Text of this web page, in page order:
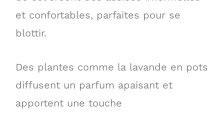
et confortables, parfaites pour se
blottir.
Des plantes comme la lavande en pots
diffusent un parfum apaisant et
apportent une touche